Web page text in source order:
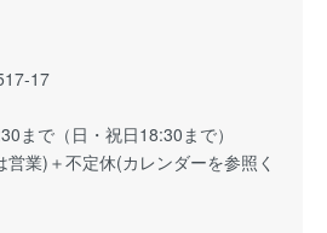
17
まで（日・祝日18:30まで）
業)＋不定休(カレンダーを参照く